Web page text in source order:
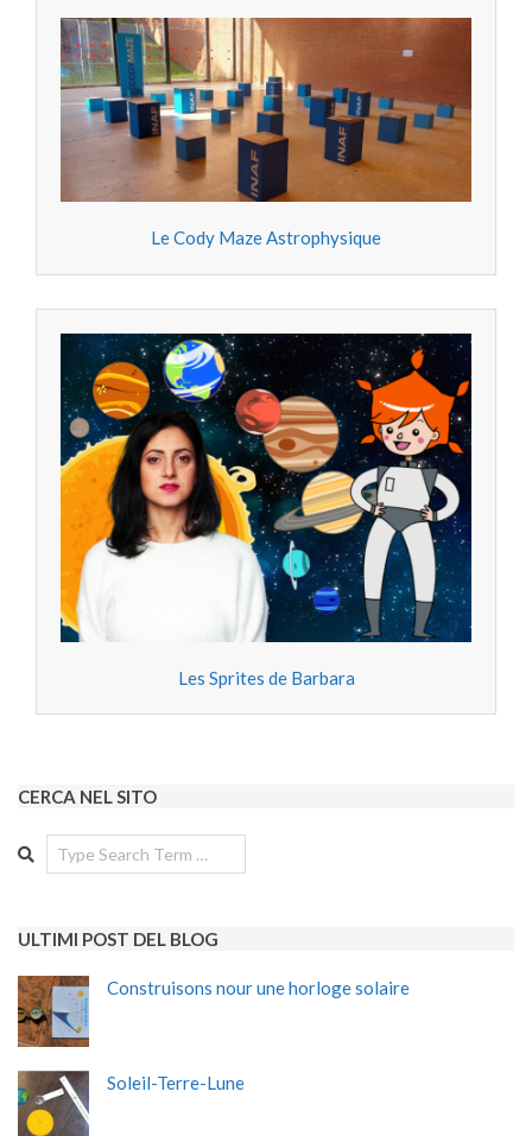
Le Cody Maze Astrophysique
Les Sprites de Barbara
CERCA NEL SITO
Search
ULTIMI POST DEL BLOG
Construisons nour une horloge solaire
Soleil-Terre-Lune